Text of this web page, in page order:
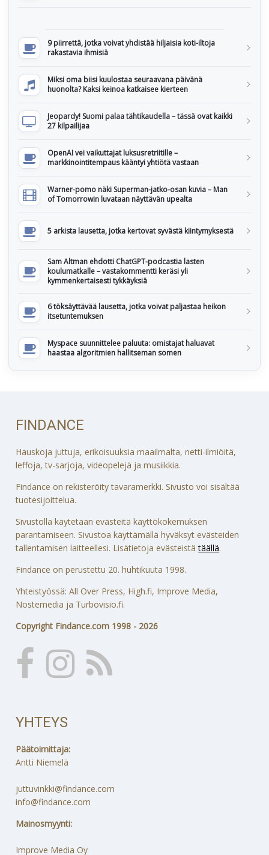
9 piirrettä, jotka voivat yhdistää hiljaisia koti-iltoja
rakastavia ihmisiä
Miksi oma biisi kuulostaa seuraavana päivänä
huonolta? Kaksi keinoa katkaisee kierteen
Jeopardy! Suomi palaa tähtikaudella – tässä ovat kaikki
27 kilpailijaa
OpenAI vei vaikuttajat luksusretriitille –
markkinointitempaus kääntyi yhtiötä vastaan
Warner-pomo näki Superman-jatko-osan kuvia – Man
of Tomorrowin luvataan näyttävän upealta
5 arkista lausetta, jotka kertovat syvästä kiintymyksestä
Sam Altman ehdotti ChatGPT-podcastia lasten
koulumatkalle – vastakommentti keräsi yli
kymmenkertaisesti tykkäyksiä
6 töksäyttävää lausetta, jotka voivat paljastaa heikon
itsetuntemuksen
Myspace suunnittelee paluuta: omistajat haluavat
haastaa algoritmien hallitseman somen
FINDANCE
Hauskoja juttuja, erikoisuuksia maailmalta, netti-ilmiöitä,
leffoja, tv-sarjoja, videopelejä ja musiikkia.
Findance on rekisteröity tavaramerkki. Sivusto voi sisältää
tuotesijoittelua.
Sivustolla käytetään evästeitä käyttökokemuksen
parantamiseen. Sivustoa käyttämällä hyväksyt evästeiden
tallentamisen laitteellesi. Lisätietoja evästeistätäällä.
Findance on perustettu 20. huhtikuuta 1998.
Yhteistyössä: All Over Press, High.fi, Improve Media,
Nostemedia ja Turbovisio.fi.
Copyright Findance.com 1998 - 2026
YHTEYS
Päätoimittaja:
Antti Niemelä
juttuvinkki@findance.com
info@findance.com
Mainosmyynti:
Improve Media Oy